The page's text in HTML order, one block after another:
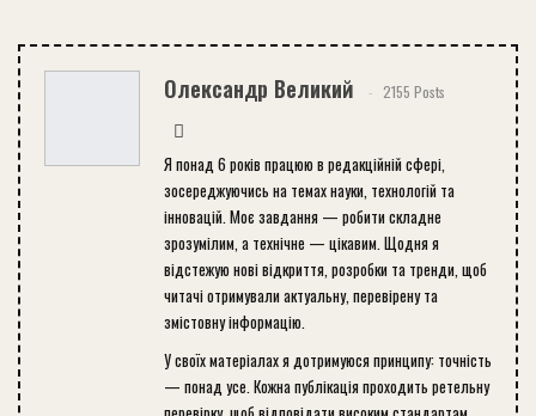
Олександр Великий 2155 Posts
Я понад 6 років працюю в редакційній сфері,
зосереджуючись на темах науки, технологій та
інновацій. Моє завдання — робити складне
зрозумілим, а технічне — цікавим. Щодня я
відстежую нові відкриття, розробки та тренди, щоб
читачі отримували актуальну, перевірену та
змістовну інформацію.
У своїх матеріалах я дотримуюся принципу: точність
— понад усе. Кожна публікація проходить ретельну